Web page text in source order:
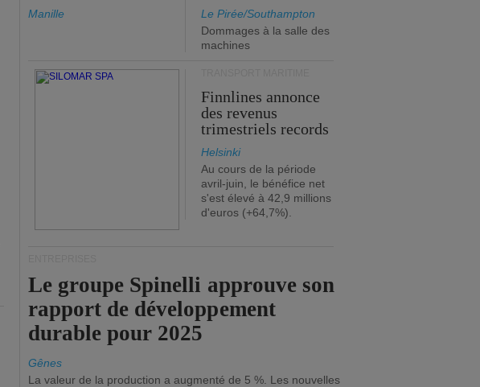
Manille
Le Pirée/Southampton
Dommages à la salle des
machines
Finnlines annonce
des revenus
trimestriels records
Helsinki
Au cours de la période
avril-juin, le bénéfice net
s'est élevé à 42,9 millions
d'euros (+64,7%).
Le groupe Spinelli approuve son
rapport de développement
durable pour 2025
Gênes
La valeur de la production a augmenté de 5 %. Les nouvelles